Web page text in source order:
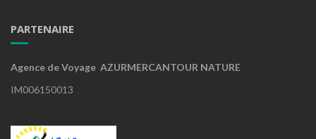
PARTENAIRE
Agence de Voyage AZURMERCANTOUR NATURE
IM006150013